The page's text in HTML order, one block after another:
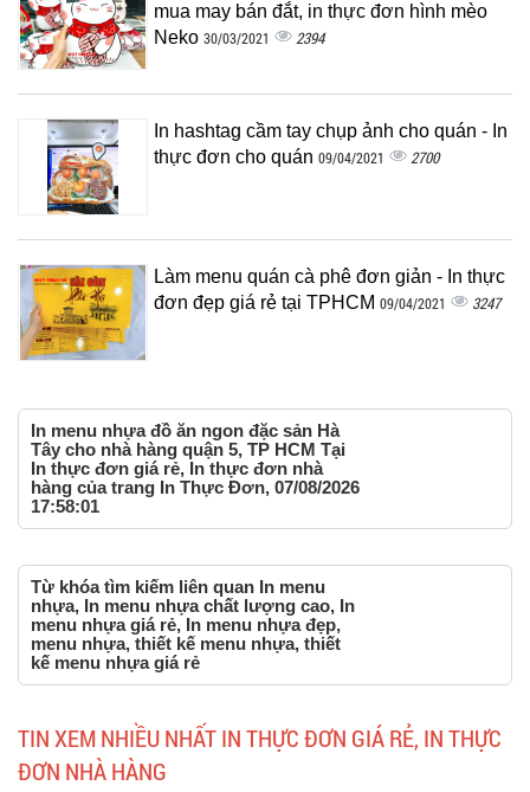
mua may bán đắt, in thực đơn hình mèo
Neko 30/03/2021 2394
In hashtag cầm tay chụp ảnh cho quán - In
thực đơn cho quán 09/04/2021 2700
Làm menu quán cà phê đơn giản - In thực
đơn đẹp giá rẻ tại TPHCM 09/04/2021 3247
In menu nhựa đồ ăn ngon đặc sản Hà
Tây cho nhà hàng quận 5, TP HCM Tại
In thực đơn giá rẻ, In thực đơn nhà
hàng của trang In Thực Đơn, 07/08/2026
17:58:01
Từ khóa tìm kiếm liên quan In menu
nhựa, In menu nhựa chất lượng cao, In
menu nhựa giá rẻ, In menu nhựa đẹp,
menu nhựa, thiết kế menu nhựa, thiết
kế menu nhựa giá rẻ
TIN XEM NHIỀU NHẤT IN THỰC ĐƠN GIÁ RẺ, IN THỰC
ĐƠN NHÀ HÀNG